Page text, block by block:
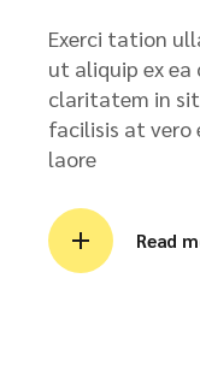
Exerci tation
ut aliquip ex ea
claritatem in
facilisis at vero
laore
Read